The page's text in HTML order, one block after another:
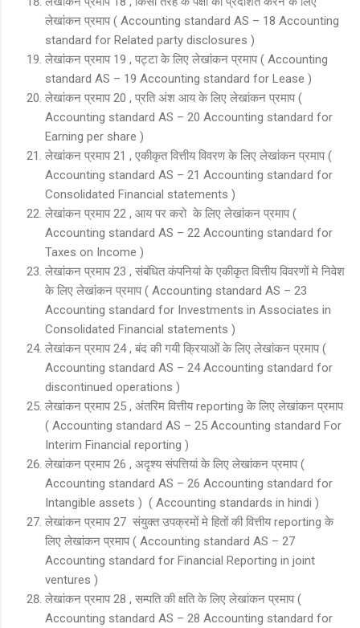
लेखांकन प्रमाप ( Accounting standard AS – 18 Accounting
standard for Related party disclosures )
लेखांकन प्रमाप 19 , पट्टा के लिए लेखांकन प्रमाप ( Accounting
standard AS – 19 Accounting standard for Lease )
लेखांकन प्रमाप 20 , प्रति अंश आय के लिए लेखांकन प्रमाप (
Accounting standard AS – 20 Accounting standard for
Earning per share )
लेखांकन प्रमाप 21 , एकीकृत वित्तीय विवरण के लिए लेखांकन प्रमाप (
Accounting standard AS – 21 Accounting standard for
Consolidated Financial statements )
लेखांकन प्रमाप 22 , आय पर करो के लिए लेखांकन प्रमाप (
Accounting standard AS – 22 Accounting standard for
Taxes on Income )
लेखांकन प्रमाप 23 , संबंधित कंपनियां के एकीकृत वित्तीय विवरणों मे निवेश
के लिए लेखांकन प्रमाप ( Accounting standard AS – 23
Accounting standard for Investments in Associates in
Consolidated Financial statements )
लेखांकन प्रमाप 24 , बंद की गयी क्रियाओं के लिए लेखांकन प्रमाप (
Accounting standard AS – 24 Accounting standard for
discontinued operations )
लेखांकन प्रमाप 25 , अंतरिम वित्तीय reporting के लिए लेखांकन प्रमाप
( Accounting standard AS – 25 Accounting standard For
Interim Financial reporting )
लेखांकन प्रमाप 26 , अदृश्य संपत्तियां के लिए लेखांकन प्रमाप (
Accounting standard AS – 26 Accounting standard for
Intangible assets ) ( Accounting standards in hindi )
लेखांकन प्रमाप 27 संयुक्त उपक्रमों मे हितों की वित्तीय reporting के
लिए लेखांकन प्रमाप ( Accounting standard AS – 27
Accounting standard for Financial Reporting in joint
ventures )
लेखांकन प्रमाप 28 , सम्पति की क्षति के लिए लेखांकन प्रमाप (
Accounting standard AS – 28 Accounting standard for